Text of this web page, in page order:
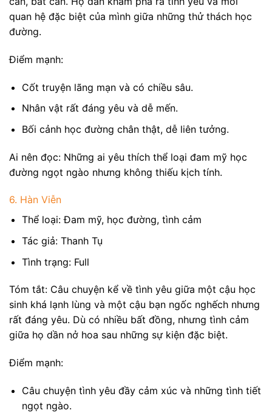
quan hệ đặc biệt của mình giữa những thử thách học
đường.
Điểm mạnh:
Cốt truyện lãng mạn và có chiều sâu.
Nhân vật rất đáng yêu và dễ mến.
Bối cảnh học đường chân thật, dễ liên tưởng.
Ai nên đọc: Những ai yêu thích thể loại đam mỹ học
đường ngọt ngào nhưng không thiếu kịch tính.
6. Hàn Viễn
Thể loại: Đam mỹ, học đường, tình cảm
Tác giả: Thanh Tụ
Tình trạng: Full
Tóm tắt: Câu chuyện kể về tình yêu giữa một cậu học
sinh khá lạnh lùng và một cậu bạn ngốc nghếch nhưng
rất đáng yêu. Dù có nhiều bất đồng, nhưng tình cảm
giữa họ dần nở hoa sau những sự kiện đặc biệt.
Điểm mạnh:
Câu chuyện tình yêu đầy cảm xúc và những tình tiết
ngọt ngào.